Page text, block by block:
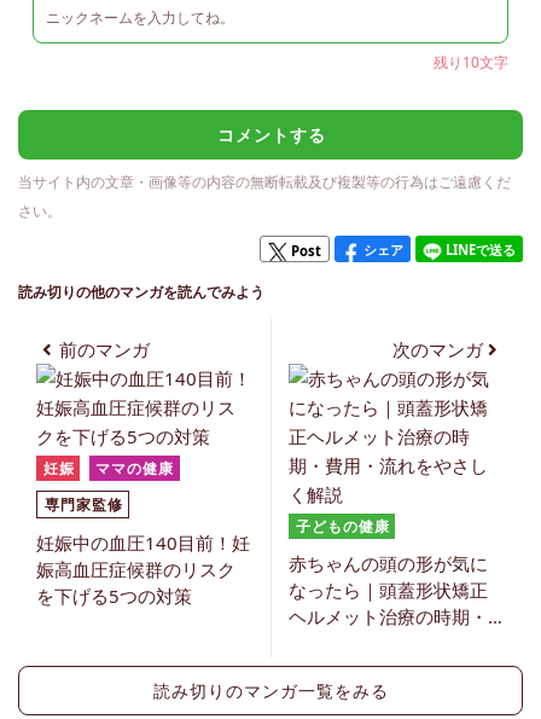
残り10文字
コメントする
当サイト内の文章・画像等の内容の無断転載及び複製等の行為はご遠慮くだ
さい。
Post シェア LINEで送る
読み切りの他のマンガを読んでみよう
前のマンガ
妊娠
ママの健康
専門家監修
妊娠中の血圧140目前！妊
娠高血圧症候群のリスク
を下げる5つの対策
次のマンガ
子どもの健康
赤ちゃんの頭の形が気に
なったら｜頭蓋形状矯正
ヘルメット治療の時期・
説
読み切りのマンガ一覧をみる